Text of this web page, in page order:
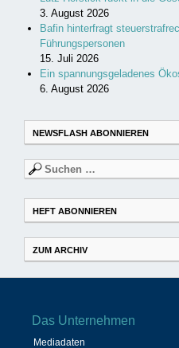
3. August 2026
Bafin hinterfragt
Führungspersonen
15. Juli 2026
Ein spannungsgeladenes
6. August 2026
NEWSFLASH ABONNIEREN
Suchen
nach:
HEFT ABONNIEREN
ZUM ARCHIV
Das Unternehmen
Mediadaten